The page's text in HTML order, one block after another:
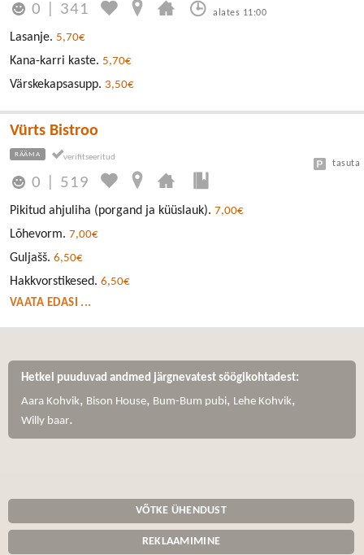
0 341 alates 11:00
Lasanje. 5,70€
Kana-karri kaste. 5,70€
Värskekapsasupp. 3,50€
Vürts Bistroo
RÄÄMA
0 519
tasuta
Pikitud ahjuliha (porgand ja küüslauk). 7,00€
Lõhevorm. 7,00€
Guljašš. 6,50€
Hakkvorstikesed. 6,50€
VAATA EDASI ...
Hetkel puuduvad andmed järgnevatest söögikohtadest:
Aara Kohvik, Bison House, Bum-Bum pubi, Lehe Kohvik,
Willy baar.
VÕTKE ÜHENDUST
REKLAAMIMINE